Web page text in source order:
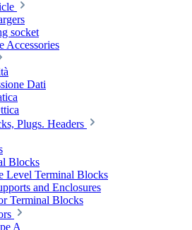
socket
Accessories
Dati
Plugs. Headers
Blocks
Level Terminal Blocks
and Enclosures
Terminal Blocks
A